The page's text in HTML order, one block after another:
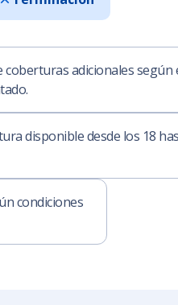
coberturas adicionales según
disponible desde los 18
condiciones